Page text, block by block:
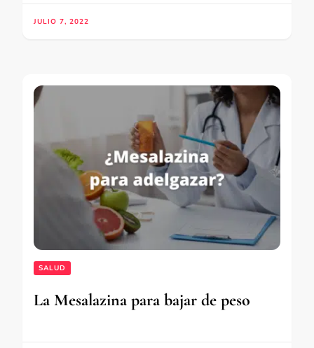
JULIO 7, 2022
SALUD
La Mesalazina para bajar de peso